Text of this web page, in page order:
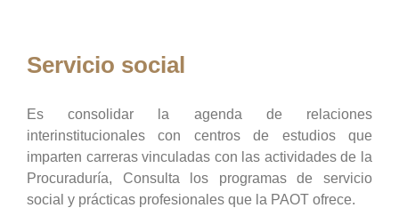
Servicio social
Es consolidar la agenda de relaciones
interinstitucionales con centros de estudios que
imparten carreras vinculadas con las actividades de la
Procuraduría, Consulta los programas de servicio
social y prácticas profesionales que la PAOT ofrece.